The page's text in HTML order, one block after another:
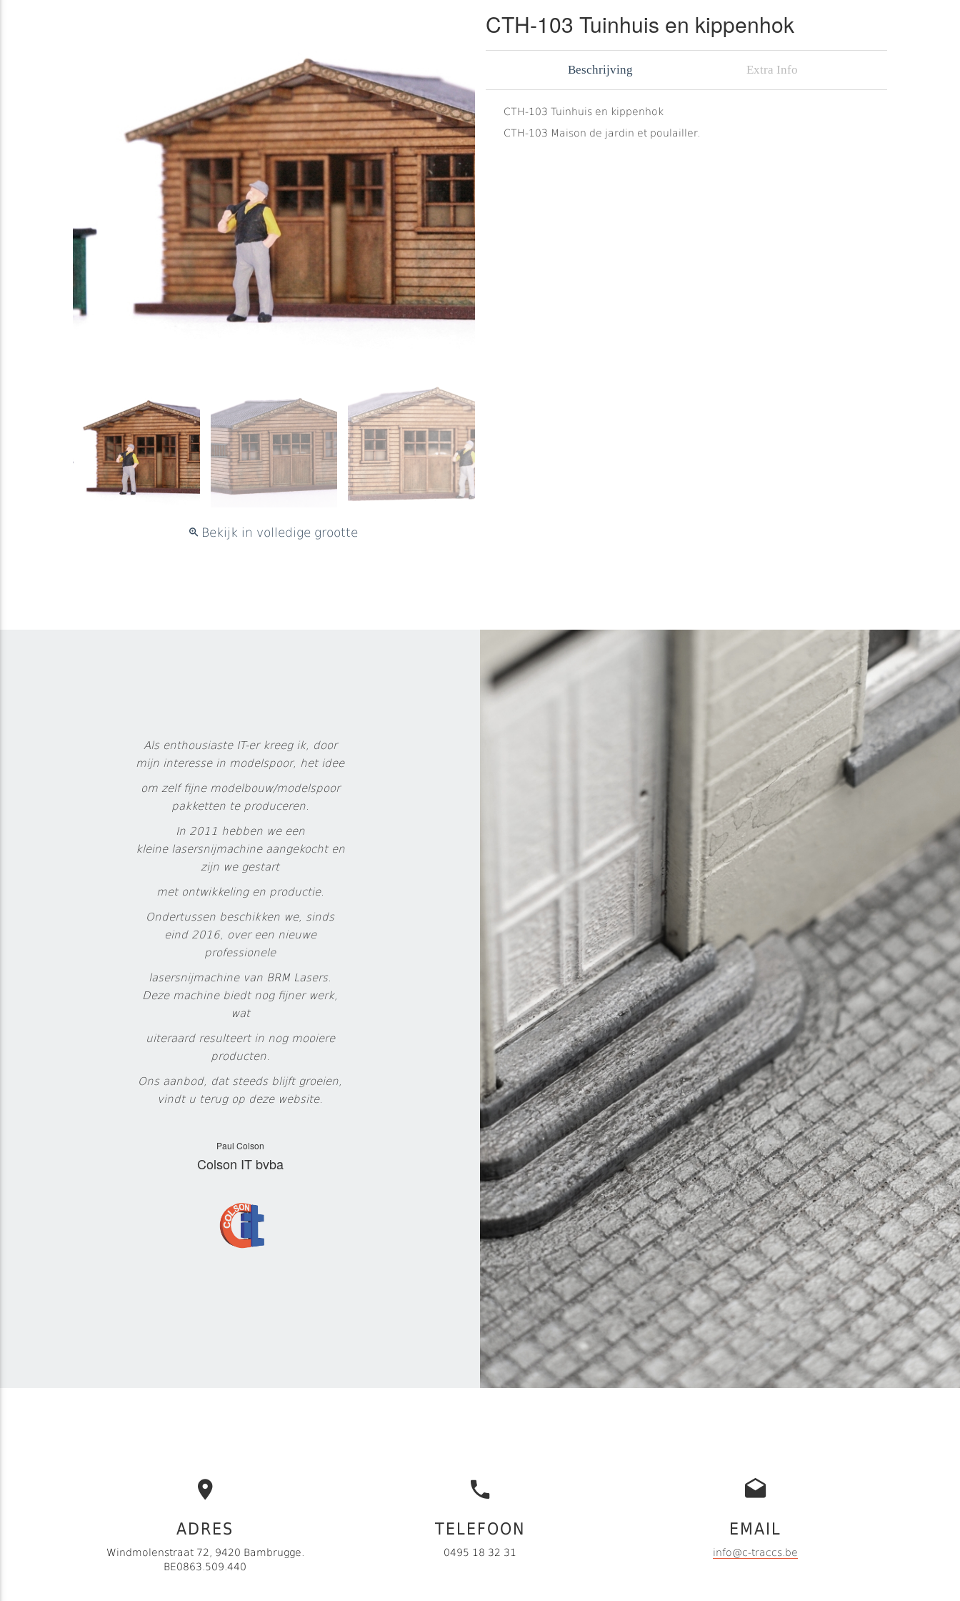
CTH-103 Tuinhuis en kippenhok
Beschrijving Extra Info
CTH-103 Tuinhuis en kippenhok
CTH-103 Maison de jardin et poulailler.
Bekijk in volledige grootte
Als enthousiaste IT-er kreeg ik, door
mijn interesse in modelspoor, het idee
om zelf fijne modelbouw/modelspoor
pakketten te produceren.
In 2011 hebben we een
kleine lasersnijmachine aangekocht en
zijn we gestart
met ontwikkeling en productie.
Ondertussen beschikken we, sinds
eind 2016, over een nieuwe
professionele
lasersnijmachine van BRM Lasers.
Deze machine biedt nog fijner werk,
wat
uiteraard resulteert in nog mooiere
producten.
Ons aanbod, dat steeds blijft groeien,
vindt u terug op deze website.
Paul Colson
Colson IT bvba
ADRES
Windmolenstraat 72, 9420 Bambrugge.
BE0863.509.440
TELEFOON
0495 18 32 31
EMAIL
info@c-traccs.be